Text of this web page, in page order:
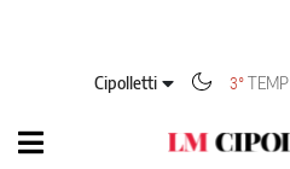
Cipolletti 3° TEMP